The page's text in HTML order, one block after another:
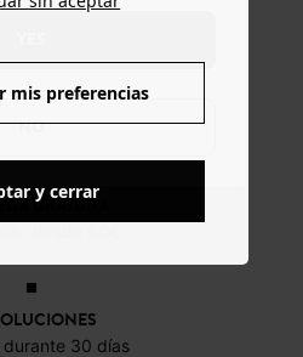
NO
GRATUITA
durante 30 días
mis preferencias
y cerrar